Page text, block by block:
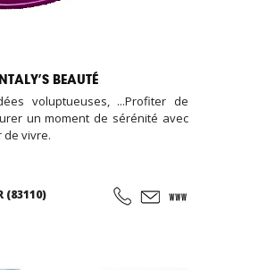
BEAUTÉ
voluptueuses, ...Profiter de
un moment de sérénité avec
de vivre.
(83110)